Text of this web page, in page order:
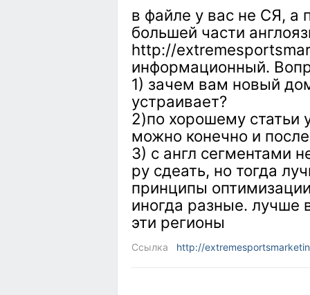
в файле у вас не СЯ, а
большей части
http://
информационный.
1) зачем вам новый
устраивает?
2)по хорошему статьи
можно конечно и
3) с англ сегментами
ру сдеать, но тогда
принципы
иногда разные. лучше
эти регионы
Ссылка http://